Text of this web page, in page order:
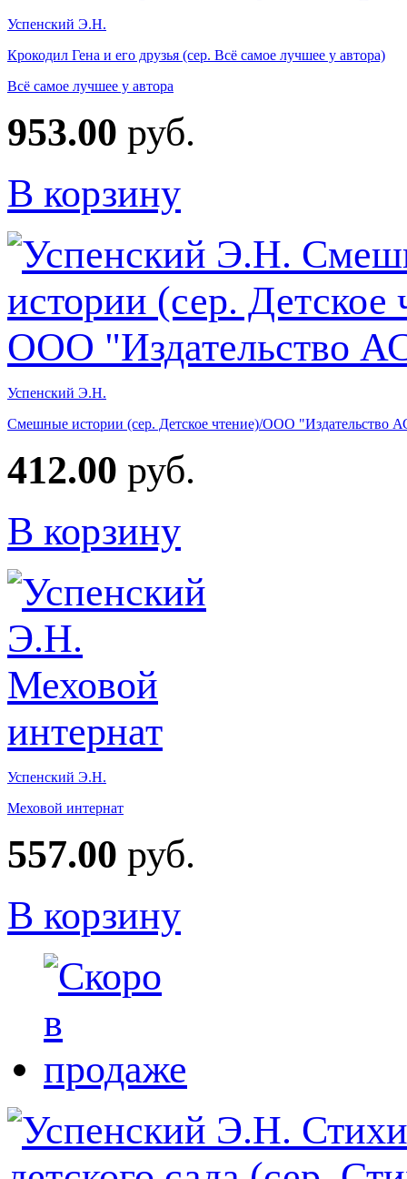
Успенский Э.Н.
Крокодил Гена и его друзья (сер. Всё самое лучшее у автора)
Всё самое лучшее у автора
953.00 руб.
В корзину
Успенский Э.Н.
Смешные истории (сер. Детское чтение)/ООО "Издательство
412.00 руб.
В корзину
Успенский Э.Н.
Меховой интернат
557.00 руб.
В корзину